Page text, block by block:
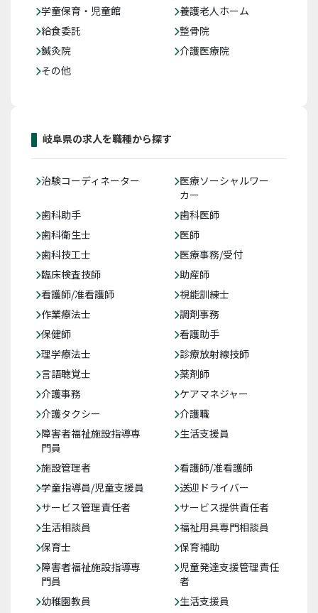
学童保育・児童館
養護老人ホーム
給食委託
整骨院
鍼灸院
介護医療院
その他
岐阜県の求人を職種から探す
治験コーディネーター
医療ソーシャルワー
カー
歯科助手
歯科医師
歯科衛生士
医師
歯科技工士
医療事務/受付
臨床検査技師
助産師
看護師/准看護師
視能訓練士
作業療法士
調剤事務
保健師
看護助手
理学療法士
診療放射線技師
言語聴覚士
薬剤師
介護事務
ケアマネジャー
介護タクシー
介護職
障害者福祉施設指導専
門員
生活支援員
施設管理者
看護師/准看護師
学童指導員/児童支援員
送迎ドライバー
サービス管理責任者
サービス提供責任者
生活相談員
福祉用具専門相談員
保育士
保育補助
障害者福祉施設指導専
門員
児童発達支援管理責任
者
幼稚園教員
生活支援員